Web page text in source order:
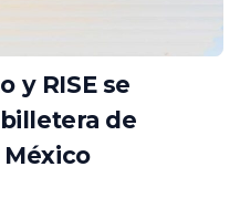
y RISE se
de